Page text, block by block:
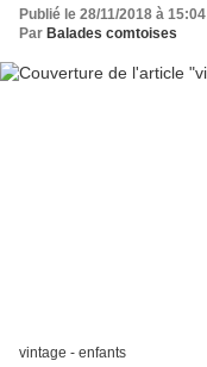
Publié le 28/11/2018 à 15:04
Par Balades comtoises
vintage - enfants